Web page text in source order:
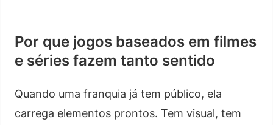
Por que jogos baseados em filmes
e séries fazem tanto sentido
Quando uma franquia já tem público, ela
carrega elementos prontos. Tem visual, tem